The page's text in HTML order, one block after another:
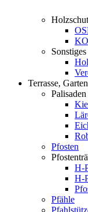
Sonstiges
Terrasse, Garten
Palisaden
Pfosten
H-
H-
Pfähle